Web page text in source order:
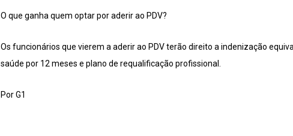
O que ganha quem optar por aderir ao PDV?
Os funcionários que vierem a aderir ao PDV terão direito a indenização
saúde por 12 meses e plano de requalificação profissional.
Por G1